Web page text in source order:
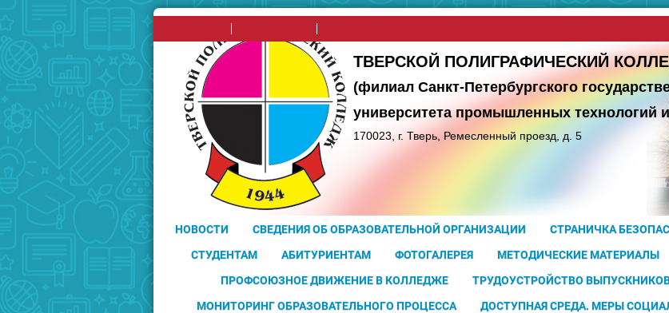
ТВЕРСКОЙ ПОЛИГРАФИЧЕСКИЙ
(филиал Санкт-Петербургского
университетапромышленных технологий
170023, г. Тверь, Ремесленный проезд, д. 5
НОВОСТИ СВЕДЕНИЯ ОБ ОБРАЗОВАТЕЛЬНОЙ ОРГАНИЗАЦИИ
СТРАНИЧКА
СТУДЕНТАМ
АБИТУРИЕНТАМ ФОТОГАЛЕРЕЯ МЕТОДИЧЕСКИЕ МАТЕРИАЛЫ
ПРОФСОЮЗНОЕ ДВИЖЕНИЕ В КОЛЛЕДЖЕ
ТРУДОУСТРОЙСТВО
МОНИТОРИНГ ОБРАЗОВАТЕЛЬНОГО ПРОЦЕССА
ДОСТУПНАЯ СРЕДА. МЕРЫ